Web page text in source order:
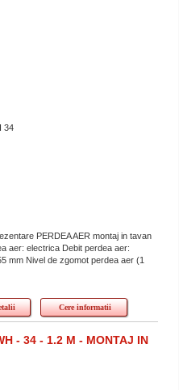
34
PERDEA AER montaj in tavan
aer: electrica Debit perdea aer:
mm Nivel de zgomot perdea aer (1
Cere informatii
- 34 - 1.2 M - MONTAJ IN